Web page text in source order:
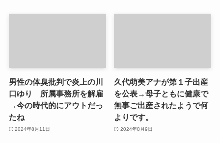
男性の体臭批判で炎上の川
口ゆり 所属事務所を解雇
→今の時代的にアウトだっ
たね
2024年8月11日
久代萌美アナが第１子出産
を公表→母子ともに健康で
無事ご出産されたようで何
よりです。
2024年8月9日